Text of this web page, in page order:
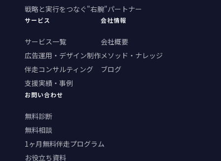
戦略と実行をつなぐ"右腕"パートナー
サービス
サービス一覧
広告運用・デザイン制作
伴走コンサルティング
支援実績・事例
会社情報
会社概要
メソッド・ナレッジ
ブログ
お問い合わせ
無料診断
無料相談
1ヶ月無料伴走プログラム
お役立ち資料